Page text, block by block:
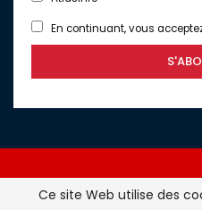
En continuant, vous
Ce site Web utilise des